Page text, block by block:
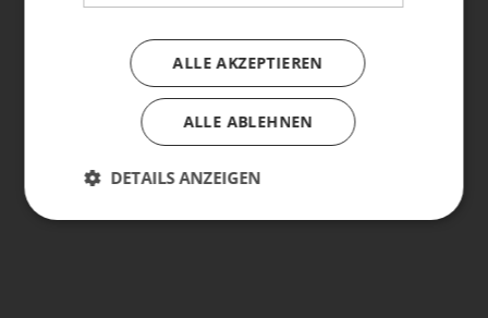
LED CLASSIC STVZO E500
VORDERLICHT E-BIKE...
ALLE AKZEPTIEREN
ALLE ABLEHNEN
DETAILS ANZEIGEN